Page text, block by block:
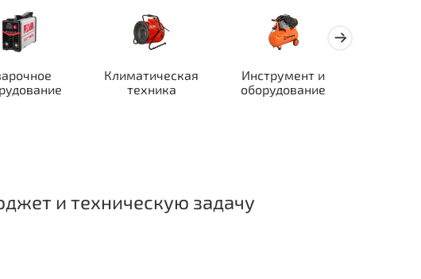
Климатическая
техника
Инструмент и
оборудование
и техническую задачу